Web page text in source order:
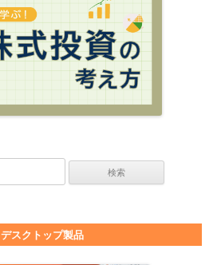
デスクトップ製品